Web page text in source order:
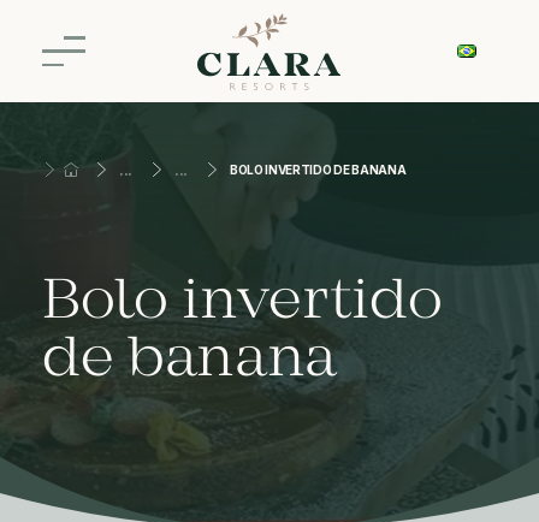
BOLO INVERTIDO DE BANANA
Bolo invertido
de banana